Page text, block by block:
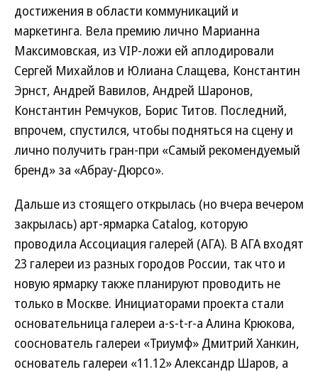
достижения в области коммуникаций и
маркетинга. Вела премию лично Марианна
Максимовская, из VIP-ложи ей аплодировали
Сергей Михайлов и Юлиана Слащева, Константин
Эрнст, Андрей Вавилов, Андрей Шаронов,
Константин Ремчуков, Борис Титов. Последний,
впрочем, спустился, чтобы подняться на сцену и
лично получить гран-при «Самый рекомендуемый
бренд» за «Абрау-Дюрсо».
Дальше из стоящего открылась (но вчера вечером
закрылась) арт-ярмарка Catalog, которую
проводила Ассоциация галерей (АГА). В АГА входят
23 галереи из разных городов России, так что и
новую ярмарку также планируют проводить не
только в Москве. Инициаторами проекта стали
основательница галереи a-s-t-r-a Алина Крюкова,
сооснователь галереи «Триумф» Дмитрий Ханкин,
основатель галереи «11.12» Александр Шаров, а